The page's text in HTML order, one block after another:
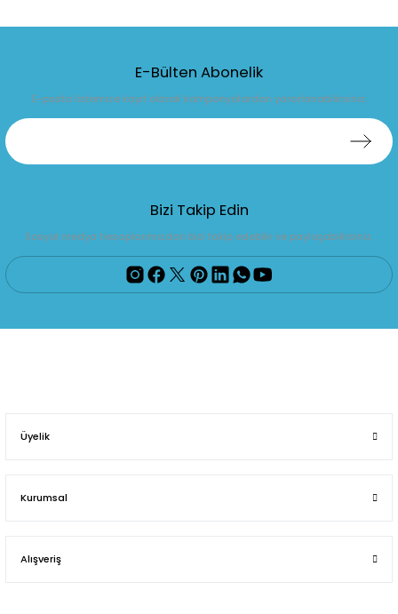
E-Bülten Abonelik
E-posta listemize kayıt olarak kampanyalardan yararlanabilirsiniz.
Bizi Takip Edin
Sosyal medya hesaplarımızdan bizi takip edebilir ve paylaşabilirsiniz.
Üyelik
Kurumsal
Alışveriş